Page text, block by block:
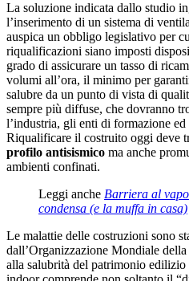
La soluzione indicata dallo studio
l’inserimento di un sistema di
auspica un obbligo legislativo per
riqualificazioni siano imposti
grado di assicurare un tasso di
volumi all’ora, il minimo per
salubre da un punto di vista di
sempre più diffuse, che dovranno
l’industria, gli enti di formazione ed
Riqualificare il costruito oggi deve
profilo antisismico ma anche
ambienti confinati.
Leggi anche Barriera al
condensa (e la muffa in casa)
Le malattie delle costruzioni sono
dall’Organizzazione Mondiale
alla salubrità del patrimonio